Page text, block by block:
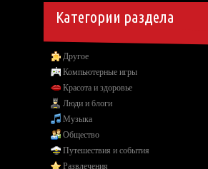
Категории раздела
Другое
Компьютерные игры
Красота и здоровье
Люди и блоги
Музыка
Общество
Путешествия и события
Развлечения